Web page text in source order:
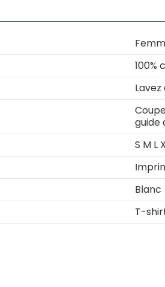
100%
guide
S M L
Blanc
T-